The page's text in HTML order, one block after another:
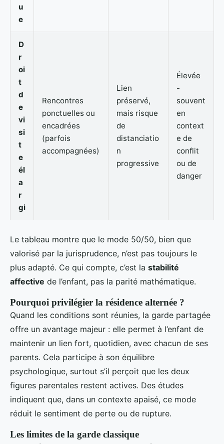
u
e
D
r
oi
t
d
e
vi
si
t
e
él
a
r
gi
Rencontres
ponctuelles ou
encadrées
(parfois
accompagnées)
Lien
préservé,
mais risque
de
distanciatio
n
progressive
Élevée
-
souvent
en
context
e de
conflit
ou de
danger
Le tableau montre que le mode 50/50, bien que
valorisé par la jurisprudence, n’est pas toujours le
plus adapté. Ce qui compte, c’est la stabilité
affective de l’enfant, pas la parité mathématique.
Pourquoi privilégier la résidence alternée ?
Quand les conditions sont réunies, la garde partagée
offre un avantage majeur : elle permet à l’enfant de
maintenir un lien fort, quotidien, avec chacun de ses
parents. Cela participe à son équilibre
psychologique, surtout s’il perçoit que les deux
figures parentales restent actives. Des études
indiquent que, dans un contexte apaisé, ce mode
réduit le sentiment de perte ou de rupture.
Les limites de la garde classique